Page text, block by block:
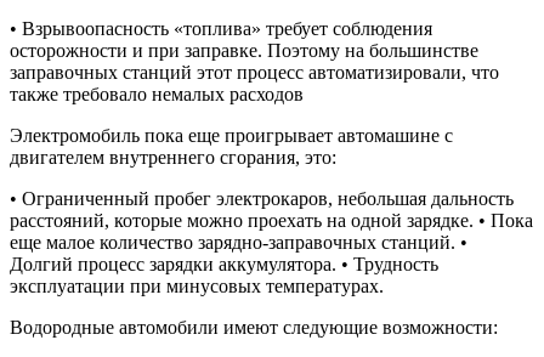
• Взрывоопасность «топлива» требует соблюдения
осторожности и при заправке. Поэтому на большинстве
заправочных станций этот процесс автоматизировали, что
также требовало немалых расходов
Электромобиль пока еще проигрывает автомашине с
двигателем внутреннего сгорания, это:
• Ограниченный пробег электрокаров, небольшая дальность
расстояний, которые можно проехать на одной зарядке. • Пока
еще малое количество зарядно-заправочных станций. •
Долгий процесс зарядки аккумулятора. • Трудность
эксплуатации при минусовых температурах.
Водородные автомобили имеют следующие возможности: